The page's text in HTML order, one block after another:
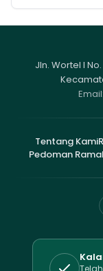
Jln. Wortel I
Email:
Tentang Kami
Pedoman